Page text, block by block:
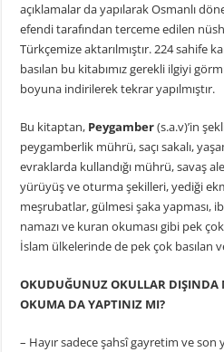
açıklamalar da yapılarak Osmanlı
efendi tarafından terceme edilen
Türkçemize aktarılmıştır. 224 sahife
basılan bu kitabımız gerekli ilgiyi
boyuna indirilerek tekrar yapılmıştır.
Bu kitaptan, Peygamber(s.a.v)’in
peygamberlik mührü, saçı sakalı,
evraklarda kullandığı mührü, savaş
yürüyüş ve oturma şekilleri, yediği
meşrubatlar, gülmesi şaka yapması,
namazı ve kuran okuması gibi pek
İslam ülkelerinde de pek çok basılan
OKUDUĞUNUZ OKULLAR DIŞINDA
OKUMA DA YAPTINIZ MI?
– Hayır sadece şahsî gayretim ve son